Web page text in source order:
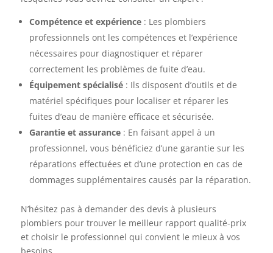
Compétence et expérience: Les plombiers
professionnels ont les compétences et l’expérience
nécessaires pour diagnostiquer et réparer
correctement les problèmes de fuite d’eau.
Équipement spécialisé: Ils disposent d’outils et de
matériel spécifiques pour localiser et réparer les
fuites d’eau de manière efficace et sécurisée.
Garantie et assurance: En faisant appel à un
professionnel, vous bénéficiez d’une garantie sur les
réparations effectuées et d’une protection en cas de
dommages supplémentaires causés par la réparation.
N’hésitez pas à demander des devis à plusieurs
plombiers pour trouver le meilleur rapport qualité-prix
et choisir le professionnel qui convient le mieux à vos